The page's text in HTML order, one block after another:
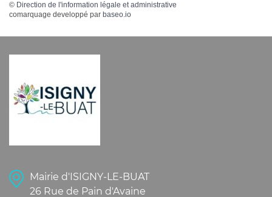
© Direction de l'information légale et administrative
comarquage developpé par baseo.io
Mairie d'ISIGNY-LE-BUAT
26 Rue de Pain d'Avaine